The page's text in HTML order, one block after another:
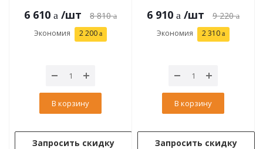
6 610 /шт 8 810
Экономия 2 200
В корзину
Запросить скидку
6 910 /шт 9 220
Экономия 2 310
В корзину
Запросить скидку